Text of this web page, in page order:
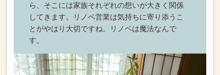
ら、そこには家族それぞれの想いが大きく関係
してきます。リノベ営業は気持ちに寄り添うこ
とがやはり大切ですね。
リノベは魔法なんで
す。